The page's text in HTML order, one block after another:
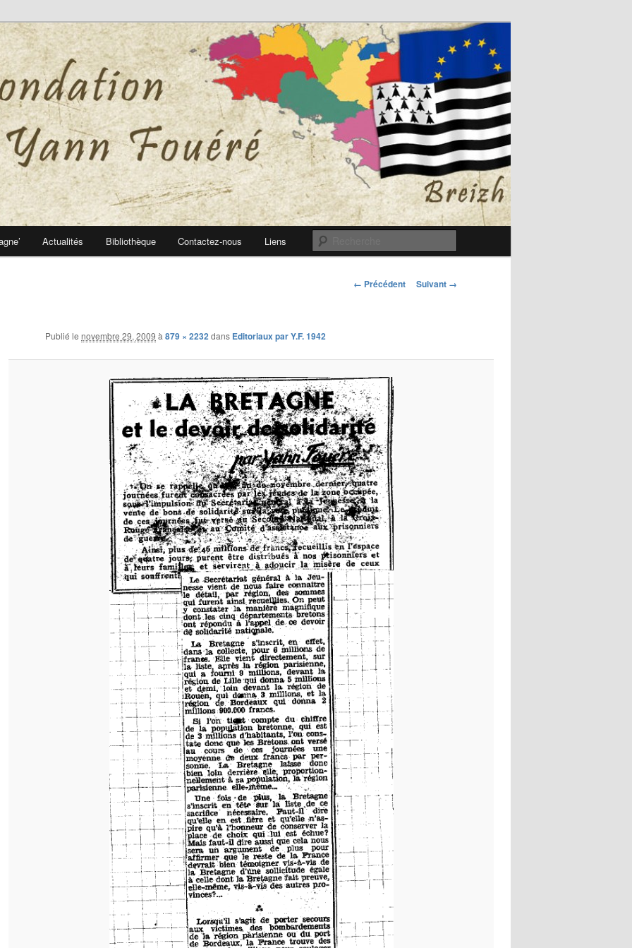
Fouéré
Fouéré
Actualités Bibliothèque Contactez-nous Liens
Navigation
← Précédent Suivant →
Publié le novembre 29, 2009 à 879 × 2232 dans Editoriaux par Y.F. 1942